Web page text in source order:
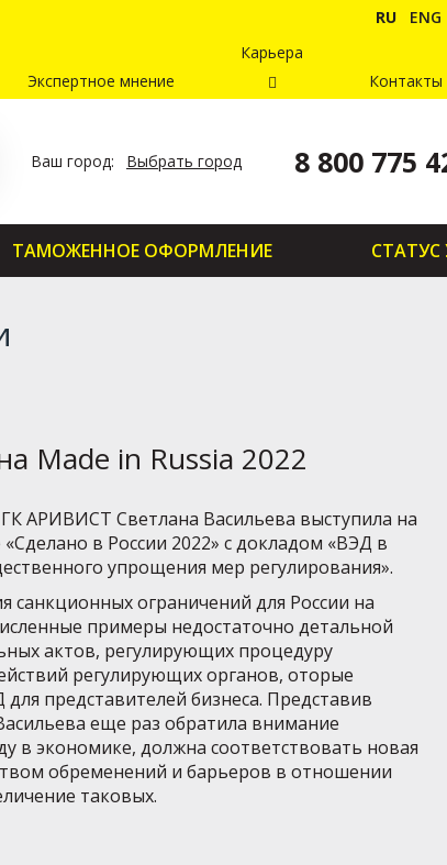
RU ENG
Экспертное мнение
Карьера
Контакты
Ваш город: Выбрать город 8 800 775
ТАМОЖЕННОЕ ОФОРМЛЕНИЕ СТАТУС
Made in Russia 2022
АРИВИСТ Светлана Васильева выступила на
в России 2022» с докладом «ВЭД в
упрощения мер регулирования».
санкционных ограничений для России на
примеры недостаточно детальной
актов, регулирующих процедуру
регулирующих органов, оторые
представителей бизнеса. Представив
еще раз обратила внимание
в экономике, должна соответствовать новая
обременений и барьеров в отношении
таковых.